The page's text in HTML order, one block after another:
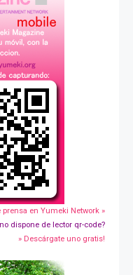
prensa en Yumeki Network »
dispone de lector qr-code?
» Descárgate uno gratis!